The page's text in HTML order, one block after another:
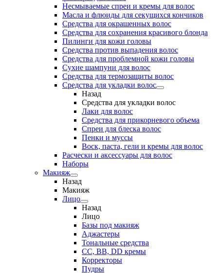
Несмываемые спреи и кремы для волос
Масла и флюиды для секущихся кончиков
Средства для окрашенных волос
Средства для сохранения красивого блонда
Пилинги для кожи головы
Средства против выпадения волос
Средства для проблемной кожи головы
Сухие шампуни для волос
Средства для термозащиты волос
Средства для укладки волос
Назад
Средства для укладки волос
Лаки для волос
Средства для прикорневого объема
Спреи для блеска волос
Пенки и муссы
Воск, паста, гели и кремы для волос
Расчески и аксессуары для волос
Наборы
Макияж
Назад
Макияж
Лицо
Назад
Лицо
Базы под макияж
Аджастеры
Тональные средства
CC, BB, DD кремы
Корректоры
Пудры